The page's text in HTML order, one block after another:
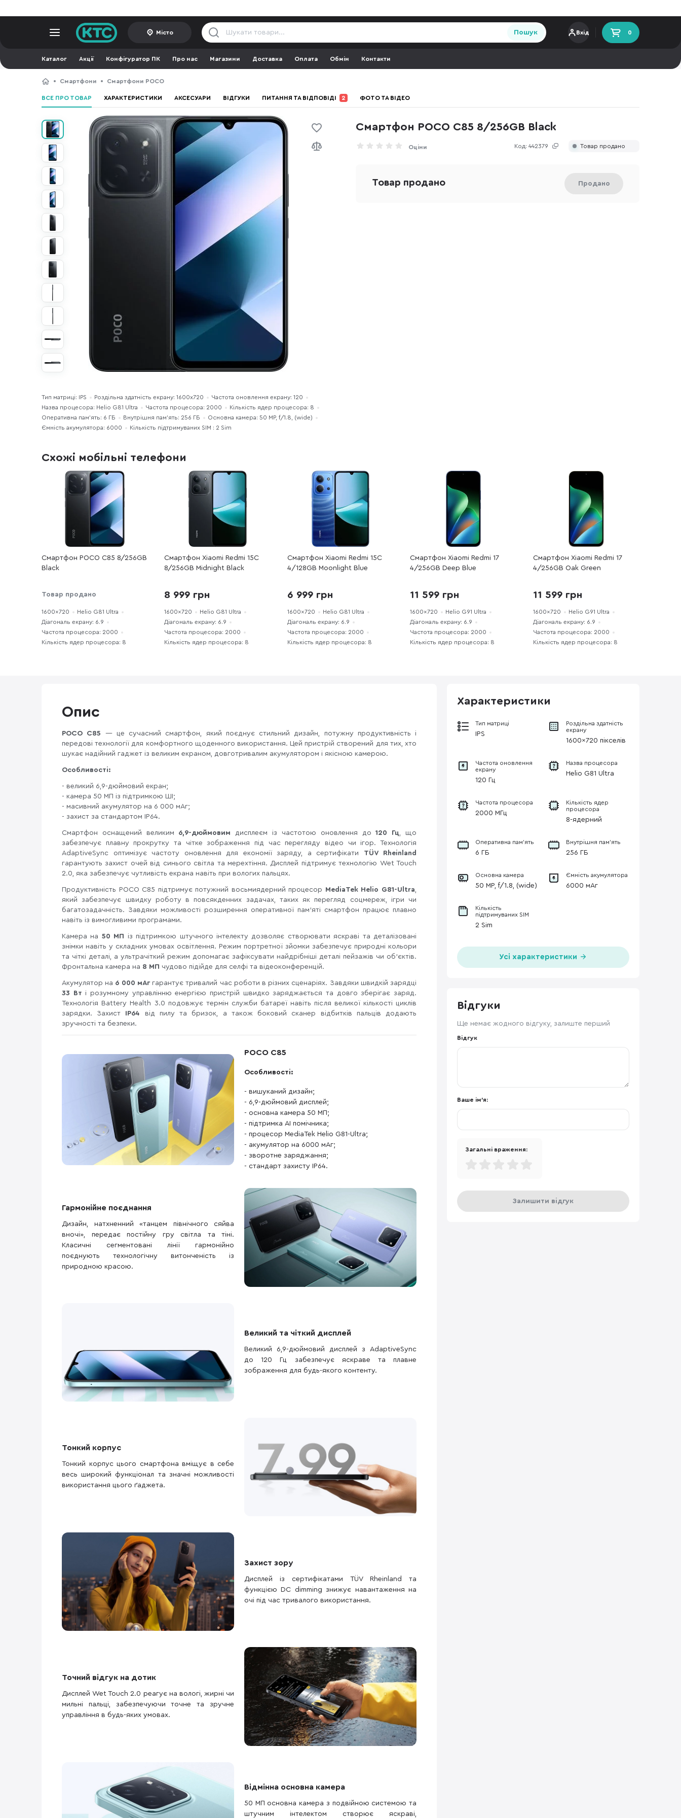
Місто Пошук Вхід 0
Каталог Акції Конфігуратор ПК Про нас Магазини Доставка Оплата Обмін Контакти
Смартфони Смартфони POCO
ВСЕ ПРО ТОВАР ХАРАКТЕРИСТИКИ АКСЕСУАРИ ВІДГУКИ ПИТАННЯ ТА ВІДПОВІДІ 2 ФОТО ТА ВІДЕО
Смартфон POCO C85 8/256GB Black
Код: 442379
Оціни Товар продано
Тип матриці: IPS Роздільна здатність екрану: 1600x720
Частота оновлення екрану: 120
Назва процесора: Helio G81 Ultra
Частота процесора: 2000
Кількість ядер процесора: 8
Оперативна пам'ять: 6 ГБ
Внутрішня пам'ять: 256 ГБ
Основна камера: 50 MP, f/1.8, (wide)
Ємність акумулятора: 6000
Кількість підтримуваних SIM : 2 Sim
Товар продано Продано
Схожі мобільні телефони
Смартфон POCO C85 8/256GB
Black
Товар продано
1600x720
Helio G81 Ultra
Діагональ екрану: 6.9
Частота процесора: 2000
Кількість ядер процесора: 8
Смартфон Xiaomi Redmi 15C
8/256GB Midnight Black
8 999 грн
1600x720
Helio G81 Ultra
Діагональ екрану: 6.9
Частота процесора: 2000
Кількість ядер процесора: 8
Смартфон Xiaomi Redmi 15C
4/128GB Moonlight Blue
6 999 грн
1600x720
Helio G81 Ultra
Діагональ екрану: 6.9
Частота процесора: 2000
Кількість ядер процесора: 8
Смартфон Xiaomi Redmi 17
4/256GB Deep Blue
11 599 грн
1600x720
Helio G91 Ultra
Діагональ екрану: 6.9
Частота процесора: 2000
Кількість ядер процесора: 8
Смартфон Xiaomi Redmi 17
4/256GB Oak Green
11 599 грн
1600x720
Helio G91 Ultra
Діагональ екрану: 6.9
Частота процесора: 2000
Кількість ядер процесора: 8
Опис
POCO C85 — це сучасний смартфон, який поєднує стильний дизайн, потужну продуктивність і
передові технології для комфортного щоденного використання. Цей пристрій створений для тих, хто
шукає надійний гаджет із великим екраном, довготривалим акумулятором і якісною камерою.
Особливості:
- великий 6,9-дюймовий екран;
- камера 50 МП із підтримкою ШІ;
- масивний акумулятор на 6 000 мАг;
- захист за стандартом IP64.
Смартфон оснащений великим 6,9-дюймовим дисплеєм із частотою оновлення до120 Гц, що
забезпечує плавну прокрутку та чітке зображення під час перегляду відео чи ігор. Технологія
AdaptiveSync оптимізує частоту оновлення для економії заряду, а сертифікати
TÜV Rheinland
гарантують захист очей від синього світла та мерехтіння. Дисплей підтримує технологію Wet Touch
2.0, яка забезпечує чутливість екрана навіть при вологих пальцях.
Продуктивність POCO C85 підтримує потужний восьмиядерний процесор MediaTek Helio G81-Ultra,
який забезпечує швидку роботу в повсякденних задачах, таких як перегляд соцмереж, ігри чи
багатозадачність. Завдяки можливості розширення оперативної пам’яті смартфон працює плавно
навіть із вимогливими програмами.
Камера на 50 МП із підтримкою штучного інтелекту дозволяє створювати яскраві та деталізовані
знімки навіть у складних умовах освітлення. Режим портретної зйомки забезпечує природні кольори
та чіткі деталі, а ультрачіткий режим допомагає зафіксувати найдрібніші деталі пейзажів чи об’єктів.
Фронтальна камера на 8 МП чудово підійде для селфі та відеоконференцій.
Акумулятор на 6 000 мАггарантує тривалий час роботи в різних сценаріях. Завдяки швидкій зарядці
33 Вт і розумному управлінню енергією пристрій швидко заряджається та довго зберігає заряд.
Технологія Battery Health 3.0 подовжує термін служби батареї навіть після великої кількості циклів
зарядки. Захист IP64 від пилу та бризок, а також боковий сканер відбитків пальців додають
зручності та безпеки.
POCO C85
Особливості:
- вишуканий дизайн;
- 6,9-дюймовий дисплей;
- основна камера 50 МП;
- підтримка AI помічника;
- процесор MediaTek Helio G81-Ultra;
- акумулятор на 6000 мАг;
- зворотне заряджання;
- стандарт захисту IP64.
Гармонійне поєднання
Дизайн, натхненний «танцем північного сяйва
вночі», передає постійну гру світла та тіні.
Класичні сегментовані лінії гармонійно
поєднують технологічну витонченість із
природною красою.
Великий та чіткий дисплей
Великий 6,9-дюймовий дисплей з AdaptiveSync
до 120 Гц забезпечує яскраве та плавне
зображення для будь-якого контенту.
Тонкий корпус
Тонкий корпус цього смартфона вміщує в себе
весь широкий функціонал та значні можливості
використання цього ґаджета.
Захист зору
Дисплей із сертифікатами TÜV Rheinland та
функцією DC dimming знижує навантаження на
очі під час тривалого використання.
Точний відгук на дотик
Дисплей Wet Touch 2.0 реагує на вологі, жирні чи
мильні пальці, забезпечуючи точне та зручне
управління в будь-яких умовах.
Відмінна основна камера
50 МП основна камера з подвійною системою та
штучним інтелектом створює яскраві,
Характеристики
Тип матриці
IPS
Роздільна здатність
екрану
1600x720 пікселів
Частота оновлення
екрану
120 Гц
Назва процесора
Helio G81 Ultra
Частота процесора
2000 МГц
Кількість ядер
процесора
8-ядерний
Оперативна пам'ять
6 ГБ
Внутрішня пам'ять
256 ГБ
Основна камера
50 MP, f/1.8, (wide)
Ємність акумулятора
6000 мАг
Кількість
підтримуваних SIM
2 Sim
Усі характеристики
Відгуки
Ще немає жодного відгуку, залиште перший
Відгук
Ваше ім'я:
Загальні враження:
Залишити відгук